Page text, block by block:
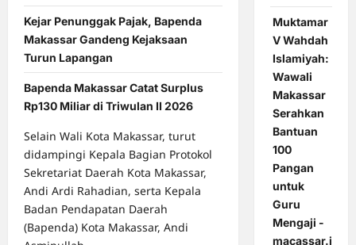
Kejar Penunggak Pajak, Bapenda
Makassar Gandeng Kejaksaan
Turun Lapangan
Bapenda Makassar Catat Surplus
Rp130 Miliar di Triwulan II 2026
Selain Wali Kota Makassar, turut
didampingi Kepala Bagian Protokol
Sekretariat Daerah Kota Makassar,
Andi Ardi Rahadian, serta Kepala
Badan Pendapatan Daerah
(Bapenda) Kota Makassar, Andi
Muktamar
V Wahdah
Islamiyah:
Wawali
Makassar
Serahkan
Bantuan
100
Pangan
untuk
Guru
Mengaji -
macassar.id